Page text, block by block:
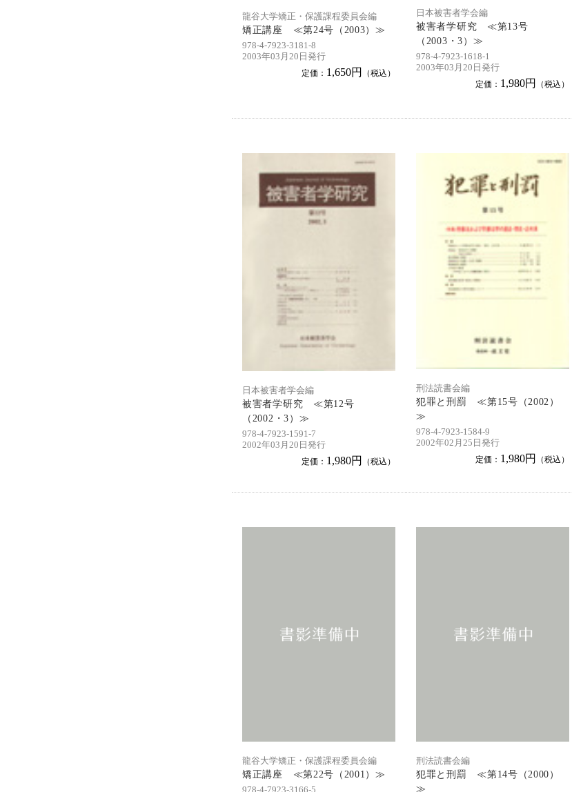
龍谷大学矯正・保護課程委員会編
矯正講座 ≪第24号（2003）≫
978-4-7923-3181-8
2003年03月20日発行
定価： 1,650円 （税込）
日本被害者学会編
被害者学研究 ≪第13号
（2003・3）≫
978-4-7923-1618-1
2003年03月20日発行
定価： 1,980円 （税込）
日本被害者学会編
被害者学研究 ≪第12号
（2002・3）≫
978-4-7923-1591-7
2002年03月20日発行
定価： 1,980円 （税込）
刑法読書会編
犯罪と刑罰 ≪第15号（2002）
≫
978-4-7923-1584-9
2002年02月25日発行
定価： 1,980円 （税込）
龍谷大学矯正・保護課程委員会編
矯正講座 ≪第22号（2001）≫
978-4-7923-3166-5
刑法読書会編
犯罪と刑罰 ≪第14号（2000）
≫